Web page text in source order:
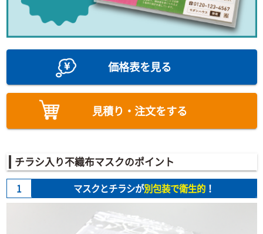
価格表を見る
見積り・注文をする
チラシ入り不織布マスクのポイント
1 マスクとチラシが別包装で衛生的！